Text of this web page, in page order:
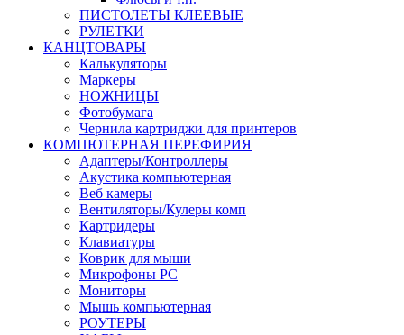
ПИСТОЛЕТЫ КЛЕЕВЫЕ
РУЛЕТКИ
КАНЦТОВАРЫ
Калькуляторы
Маркеры
НОЖНИЦЫ
Фотобумага
Чернила картриджи для принтеров
КОМПЮТЕРНАЯ ПЕРЕФИРИЯ
Адаптеры/Контроллеры
Акустика компьютерная
Веб камеры
Вентиляторы/Кулеры комп
Картридеры
Клавиатуры
Коврик для мыши
Микрофоны PC
Мониторы
Мышь компьютерная
РОУТЕРЫ